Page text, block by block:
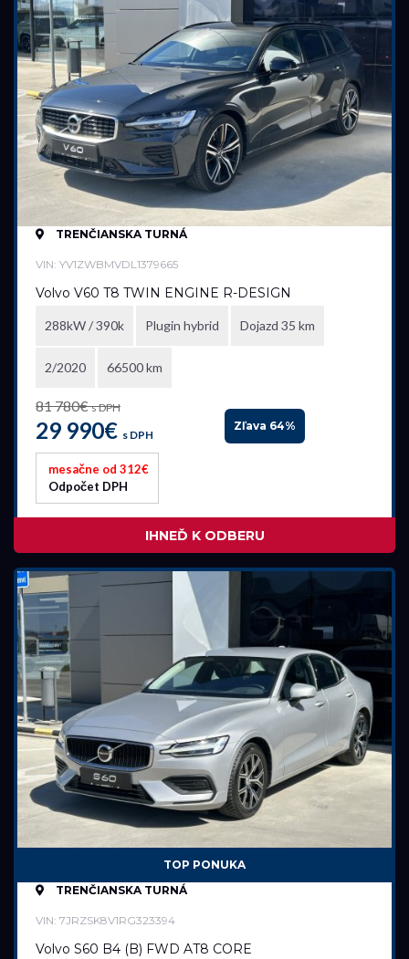
TRENČIANSKA TURNÁ
VIN: YV1ZWBMVDL1379665
Volvo V60 T8 TWIN ENGINE R-DESIGN
288kW / 390k Plugin hybrid Dojazd 35 km
2/2020 66500 km
81 780€s DPH
29 990€ s DPH
Zľava 64%
mesačne od 312€
Odpočet DPH
IHNEĎ K ODBERU
TOP PONUKA
TRENČIANSKA TURNÁ
VIN: 7JRZSK8V1RG323394
Volvo S60 B4 (B) FWD AT8 CORE